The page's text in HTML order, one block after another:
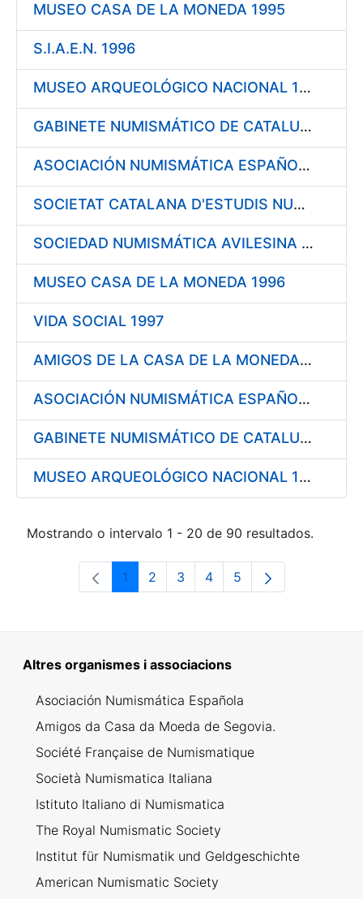
MUSEO CASA DE LA MONEDA 1995
S.I.A.E.N. 1996
MUSEO ARQUEOLÓGICO NACIONAL 1996
GABINETE NUMISMÁTICO DE CATALUÑA 1996
ASOCIACIÓN NUMISMÁTICA ESPAÑOLA 1996
SOCIETAT CATALANA D'ESTUDIS NUMISMÀTICS (I.E.C.) 1996
SOCIEDAD NUMISMÁTICA AVILESINA 1996
MUSEO CASA DE LA MONEDA 1996
VIDA SOCIAL 1997
AMIGOS DE LA CASA DE LA MONEDA DE SEGOVIA 1997
ASOCIACIÓN NUMISMÁTICA ESPAÑOLA 1997
GABINETE NUMISMÁTICO DE CATALUÑA 1997
MUSEO ARQUEOLÓGICO NACIONAL 1997
Mostrando o intervalo 1 - 20 de 90 resultados.
Páxina
1 Páxina
2 Páxina
3 Páxina
4 Páxina
5
Altres organismes i associacions
Asociación Numismática Española
Amigos da Casa da Moeda de Segovia.
Société Française de Numismatique
Società Numismatica Italiana
Istituto Italiano di Numismatica
The Royal Numismatic Society
Institut für Numismatik und Geldgeschichte
American Numismatic Society